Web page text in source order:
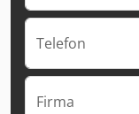
Telefon
Firma